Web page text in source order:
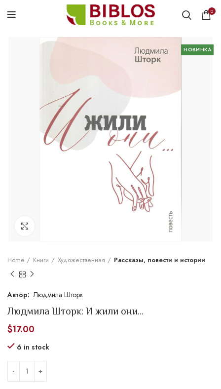
0
НОВИНКА
Home Книги Художественная Рассказы, повести и истории
Людмила Шторк
Людмила Шторк: И жили они…
$17.00
6 in stock